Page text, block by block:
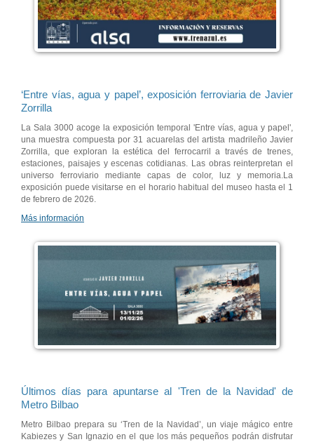
‘Entre vías, agua y papel’, exposición ferroviaria de Javier
Zorrilla
La Sala 3000 acoge la exposición temporal 'Entre vías, agua y papel',
una muestra compuesta por 31 acuarelas del artista madrileño Javier
Zorrilla, que exploran la estética del ferrocarril a través de trenes,
estaciones, paisajes y escenas cotidianas. Las obras reinterpretan el
universo ferroviario mediante capas de color, luz y memoria.La
exposición puede visitarse en el horario habitual del museo hasta el 1
de febrero de 2026.
Más información
Últimos días para apuntarse al 'Tren de la Navidad' de
Metro Bilbao
Metro Bilbao prepara su ‘Tren de la Navidad’, un viaje mágico entre
Kabiezes y San Ignazio en el que los más pequeños podrán disfrutar